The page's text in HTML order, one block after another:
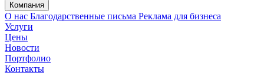
Компания
О нас Благодарственные письма Реклама для бизнеса
Услуги
Цены
Новости
Портфолио
Контакты